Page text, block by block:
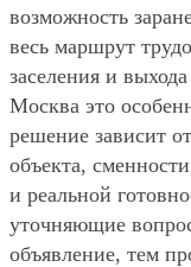
возможность
весь маршрут
заселения и
Москва это
решение зависит
объекта,
и реальной
уточняющие
объявление, тем